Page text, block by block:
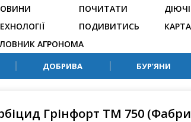
ПОЧИТАТИ
ПОДИВИТИСЬ
АГРОНОМА
ДОБРИВА БУР’ЯНИ
Грінфорт ТМ 750